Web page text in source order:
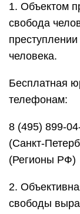
1. Объектом
свобода
человека.
Бесплатная
телефонам:
8 (495) 899-
(Санкт-
(Регионы РФ)
2.
свободы